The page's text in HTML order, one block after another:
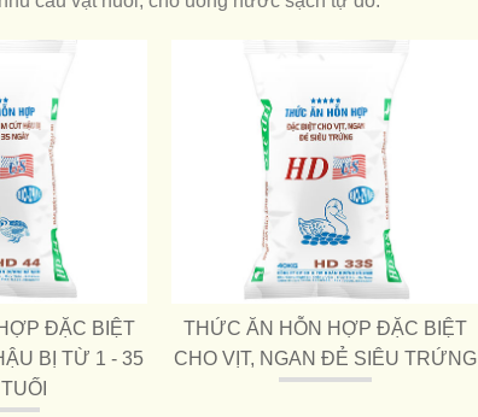
ĐẶC BIỆT
BỊ TỪ 1 - 35
THỨC ĂN HỖN HỢP ĐẶC BIỆT
CHO VỊT, NGAN ĐẺ SIÊU TRỨNG